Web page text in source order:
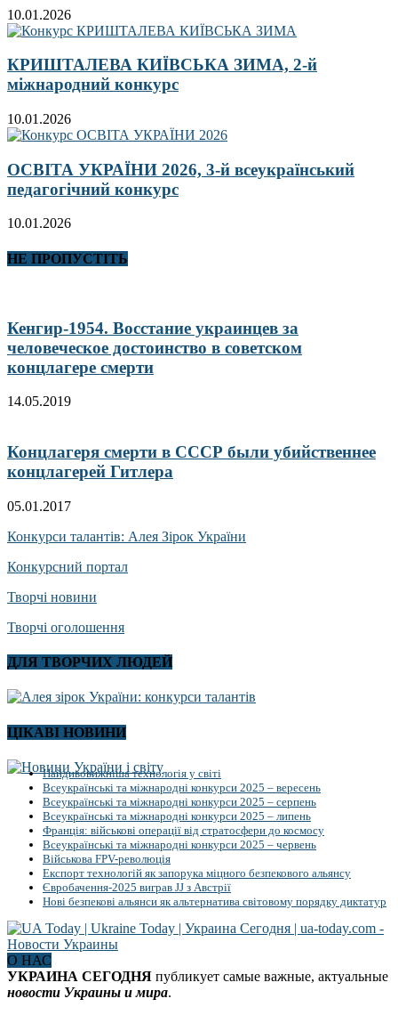
10.01.2026
КРИШТАЛЕВА КИЇВСЬКА ЗИМА, 2-й
міжнародний конкурс
10.01.2026
ОСВІТА УКРАЇНИ 2026, 3-й всеукраїнський
педагогічний конкурс
10.01.2026
НЕ ПРОПУСТІТЬ
Кенгир-1954. Восстание украинцев за
человеческое достоинство в советском
концлагере смерти
14.05.2019
Концлагеря смерти в СССР были убийственнее
концлагерей Гитлера
05.01.2017
Конкурси талантів: Алея Зірок України
Конкурсний портал
Творчі новини
Творчі оголошення
ДЛЯ ТВОРЧИХ ЛЮДЕЙ
ЦІКАВІ НОВИНИ
Найдивовижніша технологія у світі
Всеукраїнські та міжнародні конкурси 2025 – вересень
Всеукраїнські та міжнародні конкурси 2025 – серпень
Всеукраїнські та міжнародні конкурси 2025 – липень
Франція: військові операції від стратосфери до космосу
Всеукраїнські та міжнародні конкурси 2025 – червень
Військова FPV-революція
Експорт технологій як запорука міцного безпекового альянсу
Євробачення-2025 виграв JJ з Австрії
Нові безпекові альянси як альтернатива світовому порядку диктатур
О НАС
УКРАИНА СЕГОДНЯ публикует самые важные, актуальные
новости Украины и мира.